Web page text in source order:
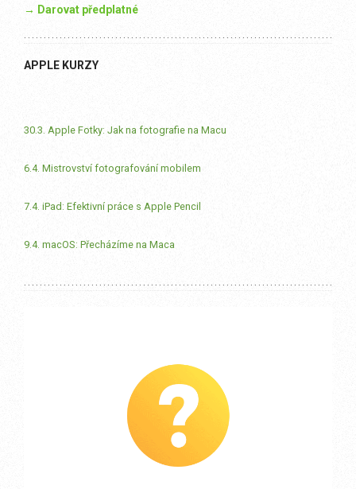
→ Darovat předplatné
APPLE KURZY
30.3. Apple Fotky: Jak na fotografie na Macu
6.4. Mistrovství fotografování mobilem
7.4. iPad: Efektivní práce s Apple Pencil
9.4. macOS: Přecházíme na Maca